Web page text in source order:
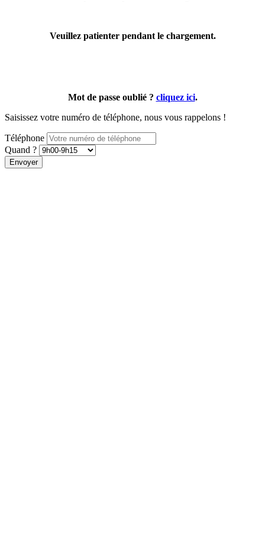
Veuillez patienter pendant le chargement.
Mot de passe oublié ? cliquez ici.
Saisissez votre numéro de téléphone, nous vous rappelons !
Téléphone
Quand ?
Envoyer